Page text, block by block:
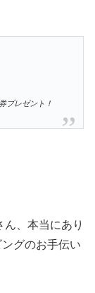
プレゼント！
、本当にあり
グのお手伝い